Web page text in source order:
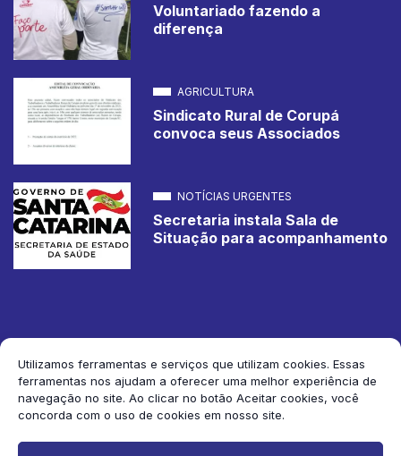
Utilizamos ferramentas e serviços que utilizam cookies. Essas
ferramentas nos ajudam a oferecer uma melhor experiência de
navegação no site. Ao clicar no botão Aceitar cookies, você
concorda com o uso de cookies em nosso site.
Voluntariado fazendo a
diferença
AGRICULTURA
Sindicato Rural de Corupá
convoca seus Associados
NOTÍCIAS URGENTES
Secretaria instala Sala de
Situação para acompanhamento
2026 Jornal de Corupá. Todos os direitos reservados.